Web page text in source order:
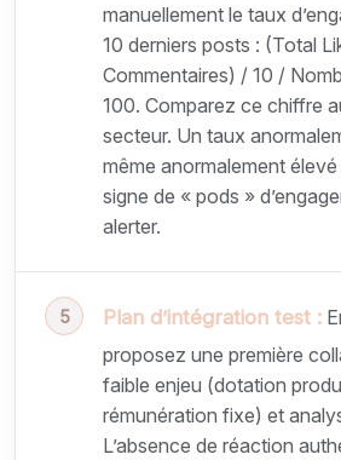
manuellement le taux
10 derniers posts : (Total
Commentaires) / 10 /
100. Comparez ce chiffre
secteur. Un taux
même anormalement
signe de « pods »
alerter.
Plan d’intégration test :
proposez une première
faible enjeu (dotation
rémunération fixe) et
L’absence de réaction